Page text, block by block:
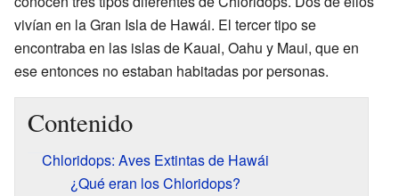
vivían en la Gran Isla de Hawái. El tercer tipo se
encontraba en las islas de Kauai, Oahu y Maui, que en
ese entonces no estaban habitadas por personas.
Contenido
Chloridops: Aves Extintas de Hawái
¿Qué eran los Chloridops?